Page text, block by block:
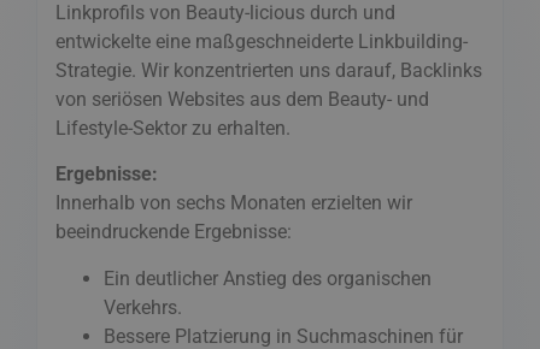
Linkprofils von Beauty-licious durch und
entwickelte eine maßgeschneiderte Linkbuilding-
Strategie. Wir konzentrierten uns darauf, Backlinks
von seriösen Websites aus dem Beauty- und
Lifestyle-Sektor zu erhalten.
Ergebnisse:
Innerhalb von sechs Monaten erzielten wir
beeindruckende Ergebnisse:
Ein deutlicher Anstieg des organischen
Verkehrs.
Bessere Platzierung in Suchmaschinen für